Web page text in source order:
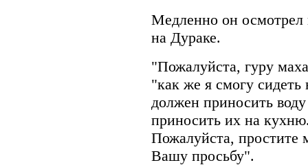
Медленно он осмотрел
на Дураке.
"Пожалуйста, гуру
"как же я смогу
должен приносить
приносить их на
Пожалуйста, простите
Вашу просьбу".